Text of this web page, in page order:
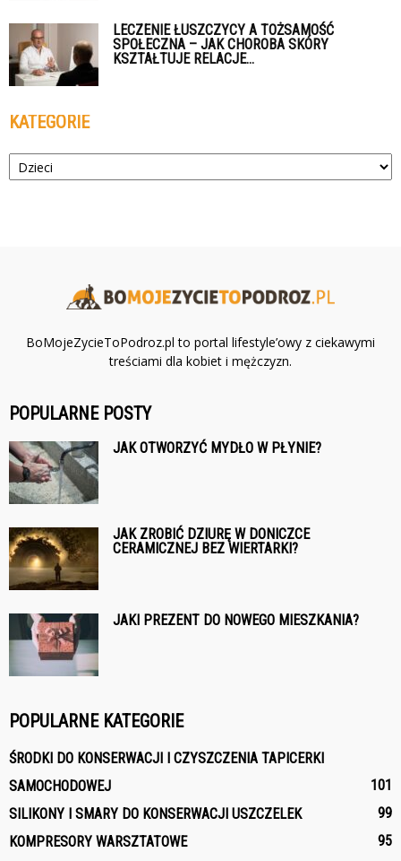
LECZENIE ŁUSZCZYCY A TOŻSAMOŚĆ
SPOŁECZNA – JAK CHOROBA SKÓRY
KSZTAŁTUJE RELACJE...
KATEGORIE
Kategorie
BoMojeZycieToPodroz.pl to portal lifestyle’owy z ciekawymi
treściami dla kobiet i mężczyzn.
POPULARNE POSTY
JAK OTWORZYĆ MYDŁO W PŁYNIE?
JAK ZROBIĆ DZIURĘ W DONICZCE
CERAMICZNEJ BEZ WIERTARKI?
JAKI PREZENT DO NOWEGO MIESZKANIA?
POPULARNE KATEGORIE
ŚRODKI DO KONSERWACJI I CZYSZCZENIA TAPICERKI
SAMOCHODOWEJ
101
SILIKONY I SMARY DO KONSERWACJI USZCZELEK
99
KOMPRESORY WARSZTATOWE
95